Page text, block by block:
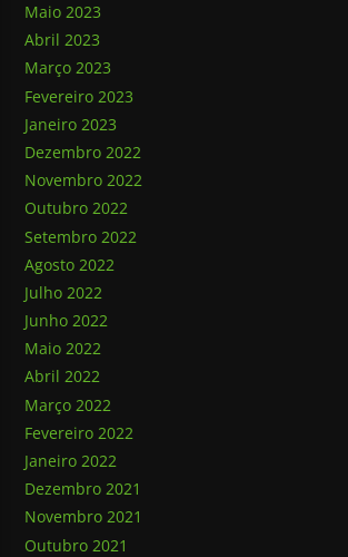
Maio 2023
Abril 2023
Março 2023
Fevereiro 2023
Janeiro 2023
Dezembro 2022
Novembro 2022
Outubro 2022
Setembro 2022
Agosto 2022
Julho 2022
Junho 2022
Maio 2022
Abril 2022
Março 2022
Fevereiro 2022
Janeiro 2022
Dezembro 2021
Novembro 2021
Outubro 2021